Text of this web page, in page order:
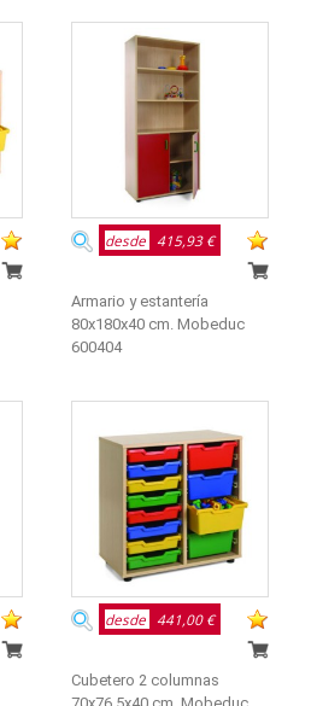
desde 415,93 €
Armario y estantería
80x180x40 cm. Mobeduc
600404
desde 441,00 €
Cubetero 2 columnas